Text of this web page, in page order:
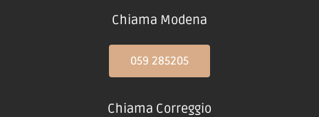
Chiama Modena
059 285205
Chiama Correggio